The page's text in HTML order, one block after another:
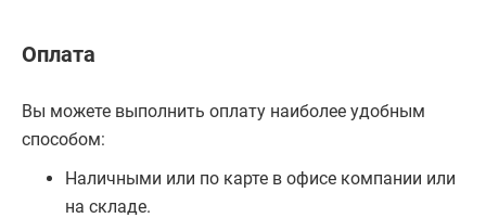
Оплата
Вы можете выполнить оплату наиболее удобным
способом:
Наличными или по карте в офисе компании или
на складе.